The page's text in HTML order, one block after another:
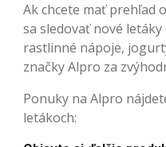
Ak chcete mať prehľad
sa sledovať nové
rastlinné nápoje,
značky Alpro za
Ponuky na Alpro
letákoch: